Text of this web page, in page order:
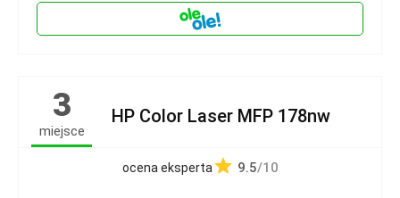
3
miejsce
HP Color Laser MFP 178nw
ocena eksperta 9.5/10